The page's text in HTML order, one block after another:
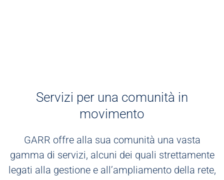
Servizi per una comunità in
movimento
GARR offre alla sua comunità una vasta
gamma di servizi, alcuni dei quali strettamente
legati alla gestione e all’ampliamento della rete,